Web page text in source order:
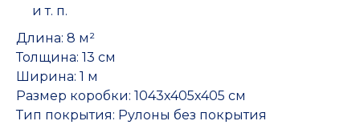
и т. п.
Длина: 8 м²
Толщина: 13 см
Ширина: 1 м
Размер коробки: 1043х405х405 см
Тип покрытия: Рулоны без покрытия